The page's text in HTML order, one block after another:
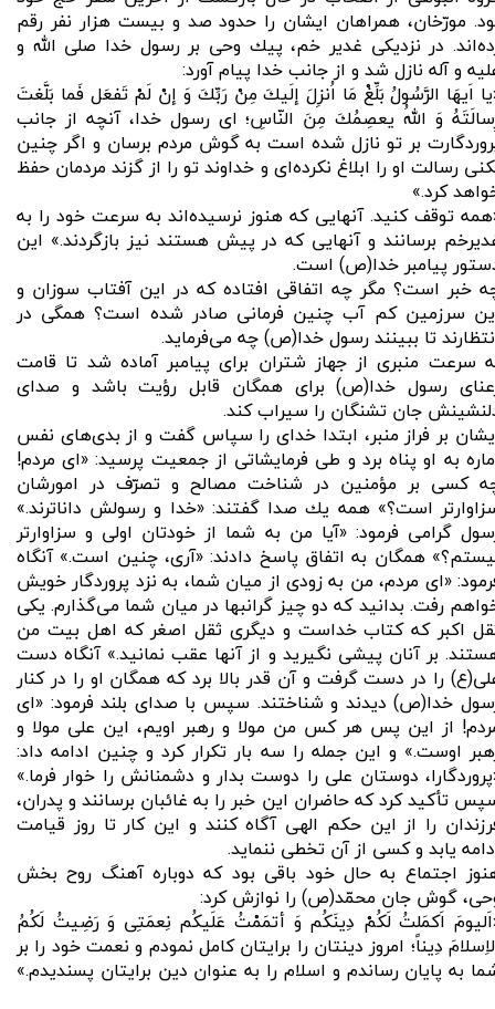
مورّخان، همراهان ایشان را حدود صد و بیست هزار نفر رقم
در نزدیكی غدیر خم، پیك وحی بر رسول خدا صلی الله و
و آله نازل شد و از جانب خدا پیام آورد:
اَیهَا الرَّسُولُ بَلِّغْ مَا اُنزِلَ إلَیكَ مِنْ رَبِّكَ وَ إنْ لَمْ ‌تَفعَل فَما بَلَّغتَ
وَ اللهُ یعصِمُكَ مِنَ النّاسِ؛ ای رسول خدا، آنچه از جانب
بر تو نازل شده است به گوش مردم برسان و اگر چنین
رسالت او را ابلاغ نكرده‌ای و خداوند تو را از گزند مردمان حفظ
كرد.»
توقف كنید. آنهایی كه هنوز نرسیده‌اند به سرعت خود را به
برسانند و آنهایی كه در پیش هستند نيز بازگردند.» این
پیامبر خدا(ص) است.
خبر است؟ مگر چه اتفاقی افتاده كه در این آفتاب سوزان و
سرزمین كم آب چنین فرمانی صادر شده است؟ همگی در
تا ببینند رسول خدا(ص) چه می‌فرماید.
سرعت منبری از جهاز شتران برای پیامبر آماده شد تا قامت
رسول خدا(ص) برای همگان قابل رؤیت باشد و صدای
جان تشنگان را سیراب كند.
بر فراز منبر، ابتدا خدای را سپاس گفت و از بدی‌های نفس
به او پناه برد و طی فرمایشاتی از جمعیت پرسید: «ای مردم!
كسی بر مؤمنین در شناخت مصالح و تصرّف در امورشان
است؟» همه یك صدا گفتند: «خدا و رسولش داناترند.»
گرامی فرمود: «آیا من به شما از خودتان اولی و سزاوارتر
همگان به اتفاق پاسخ دادند: «آری، چنین است.» آنگاه
«ای مردم، من به زودی از میان شما، به نزد پروردگار خویش
رفت. بدانید كه دو چیز گرانبها در میان شما می‌گذارم. یكی
اكبر كه كتاب خداست و دیگری ثقل اصغر كه اهل بیت من
بر آنان پیشی نگیرید و از آنها عقب نمانید.» آنگاه دست
را در دست گرفت و آن قدر بالا برد كه همگان او را در كنار
خدا(ص) دیدند و شناختند. سپس با صدای بلند فرمود: «ای
از این پس هر كس من مولا و رهبر اویم، این علی مولا و
اوست.» و این جمله را سه بار تكرار كرد و چنین ادامه داد:
دوستان علی را دوست بدار و دشمنانش را خوار فرما.»
تأكید كرد كه حاضران این خبر را به غائبان برسانند و پدران،
را از این حكم الهی آگاه كنند و این كار تا روز قیامت
یابد و كسی از آن تخطی ننماید.
اجتماع به حال خود باقی بود كه دوباره آهنگ روح بخش
گوش جان محمّد(ص) را نوازش كرد:‌
اَكمَلتُ لَكُمْ دِینَكُم وَ أتمَمْتُ عَلَیكُم نِعمَتِی وَ رَضِیتُ لَكُمُ
دِیناً؛ امروز دینتان را برایتان كامل نمودم و نعمت خود را بر
به پایان رساندم و اسلام را به عنوان دین برایتان پسندیدم.»